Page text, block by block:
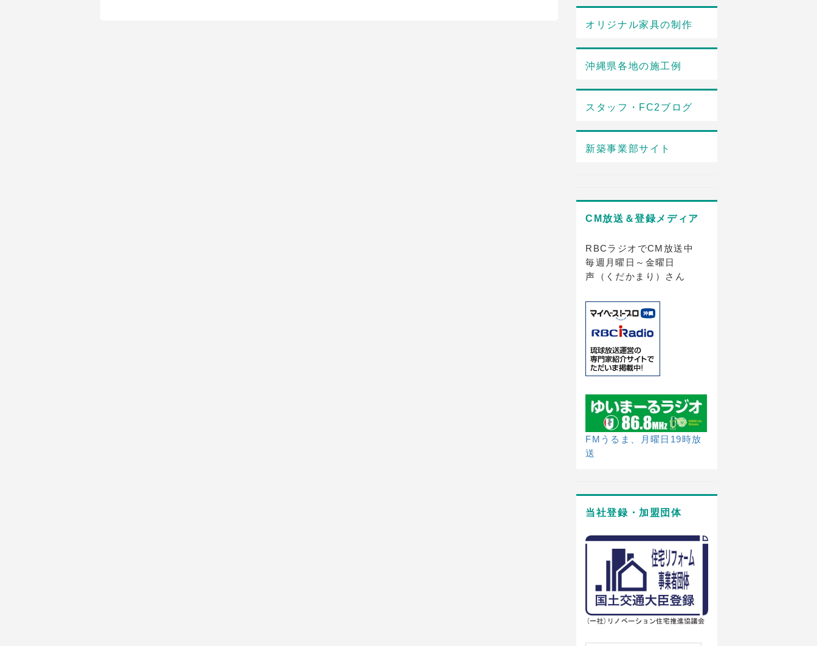
オリジナル家具の制作
沖縄県各地の施工例
スタッフ・FC2ブログ
新築事業部サイト
CM放送＆登録メディア
RBCラジオでCM放送中
毎週月曜日～金曜日
声（くだかまり）さん
FMうるま、月曜日19時放
送
当社登録・加盟団体